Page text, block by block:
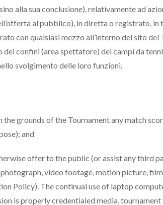
alla sua conclusione), relativamente ad
al pubblico), in diretta o registrato,
con qualsiasi mezzo all’interno del sito
confini (area spettatore) dei campi da
svolgimento delle loro funzioni.
grounds of the Tournament any match
and
offer to the public (or assist any third
video footage, motion picture,
Policy). The continual use of laptop
is properly credentialed media,